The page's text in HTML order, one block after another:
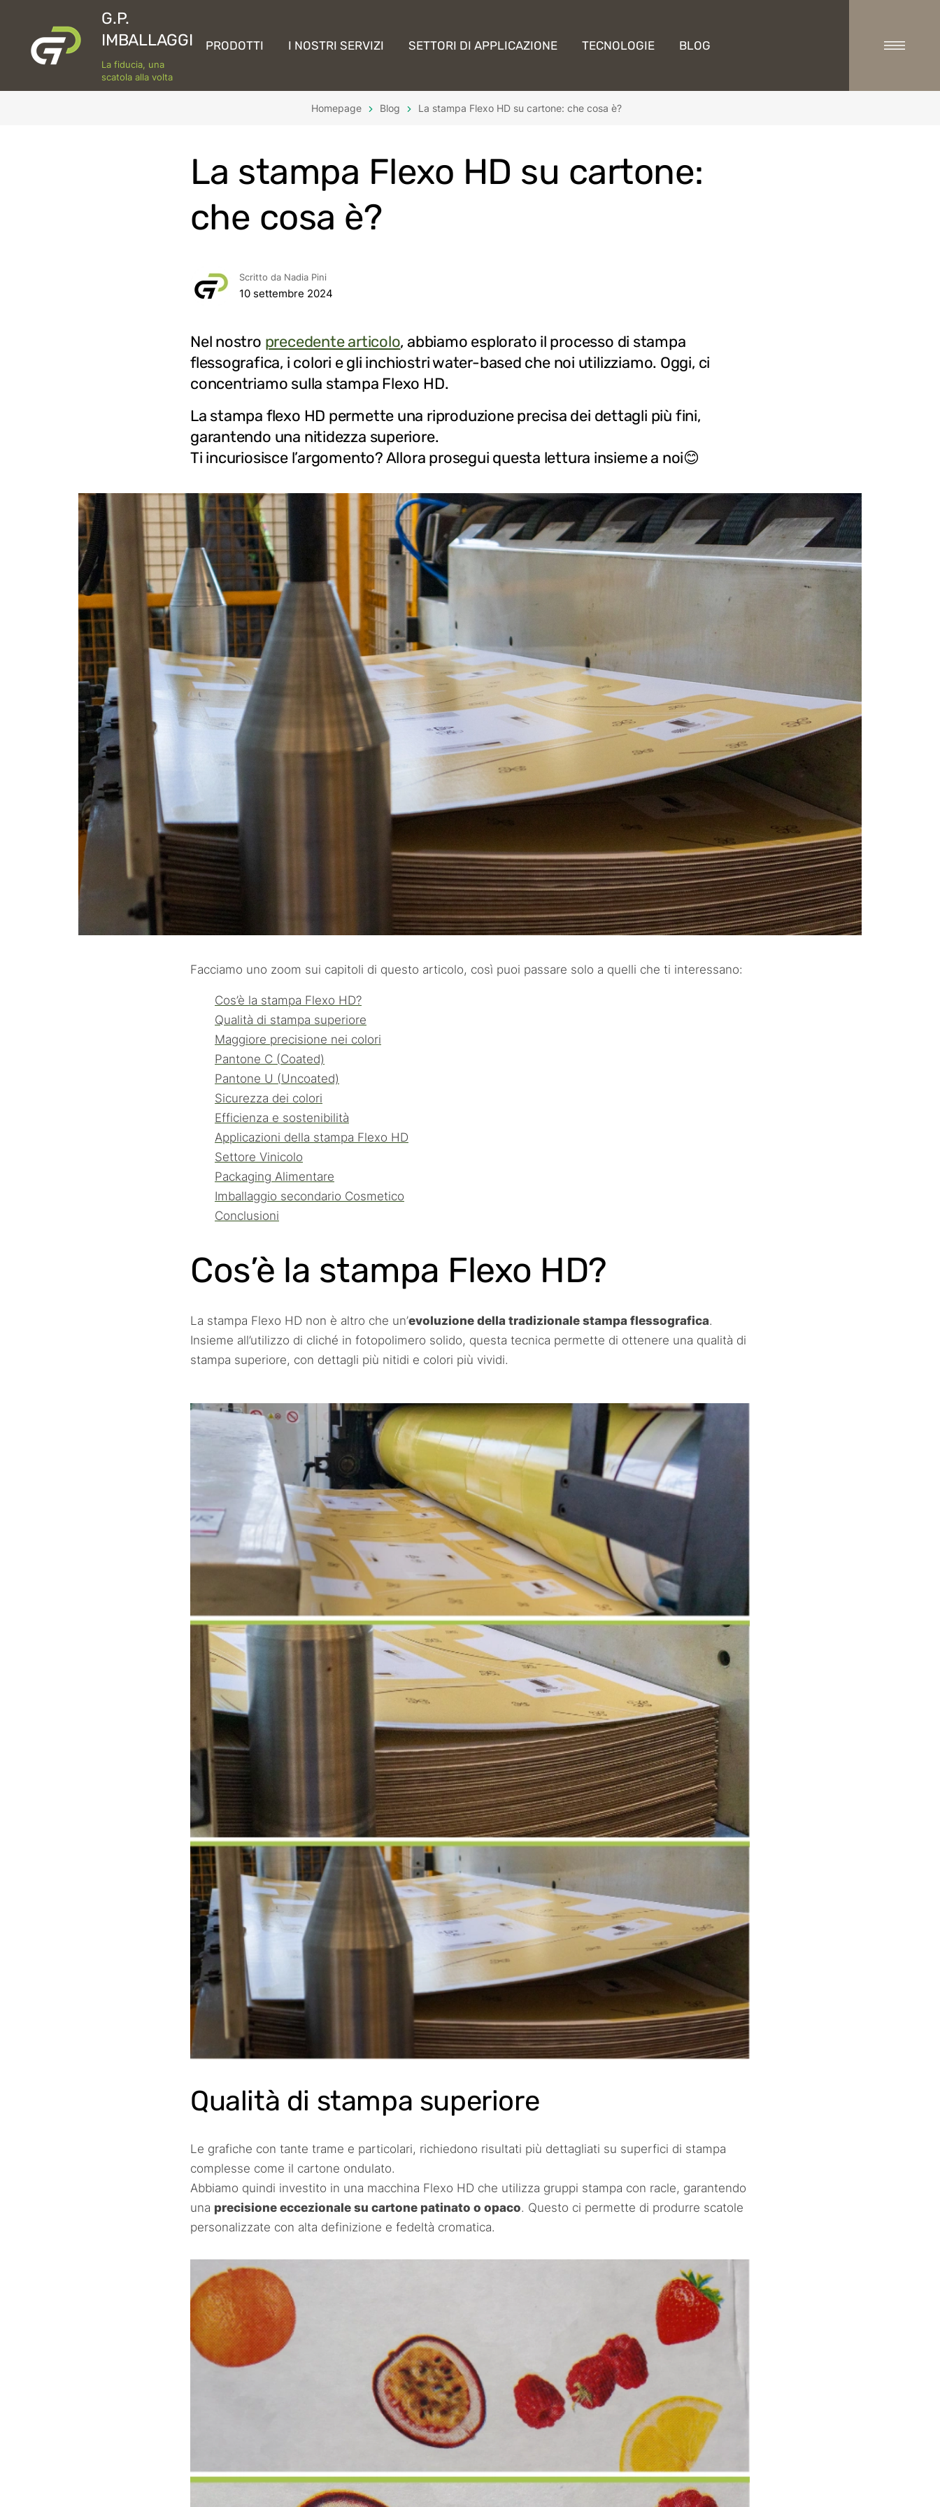
G.P.
IMBALLAGGI
La fiducia, una
scatola alla volta
PRODOTTI I NOSTRI SERVIZI SETTORI DI APPLICAZIONE TECNOLOGIE BLOG
Homepage Blog La stampa Flexo HD su cartone: che cosa è?
La stampa Flexo HD su cartone:
che cosa è?
Scritto da Nadia Pini
10 settembre 2024
Nel nostro precedente articolo, abbiamo esplorato il processo di stampa
flessografica, i colori e gli inchiostri water-based che noi utilizziamo. Oggi, ci
concentriamo sulla stampa Flexo HD.
La stampa flexo HD permette una riproduzione precisa dei dettagli più fini,
garantendo una nitidezza superiore.
Ti incuriosisce l’argomento? Allora prosegui questa lettura insieme a noi😊
Facciamo uno zoom sui capitoli di questo articolo, così puoi passare solo a quelli che ti interessano:
Cos’è la stampa Flexo HD?
Qualità di stampa superiore
Maggiore precisione nei colori
Pantone C (Coated)
Pantone U (Uncoated)
Sicurezza dei colori
Efficienza e sostenibilità
Applicazioni della stampa Flexo HD
Settore Vinicolo
Packaging Alimentare
Imballaggio secondario Cosmetico
Conclusioni
Cos’è la stampa Flexo HD?
La stampa Flexo HD non è altro che un’evoluzione della tradizionale stampa flessografica.
Insieme all’utilizzo di cliché in fotopolimero solido, questa tecnica permette di ottenere una qualità di
stampa superiore, con dettagli più nitidi e colori più vividi.
Qualità di stampa superiore
Le grafiche con tante trame e particolari, richiedono risultati più dettagliati su superfici di stampa
complesse come il cartone ondulato.
Abbiamo quindi investito in una macchina Flexo HD che utilizza gruppi stampa con racle, garantendo
una precisione eccezionale su cartone patinato o opaco. Questo ci permette di produrre scatole
personalizzate con alta definizione e fedeltà cromatica.